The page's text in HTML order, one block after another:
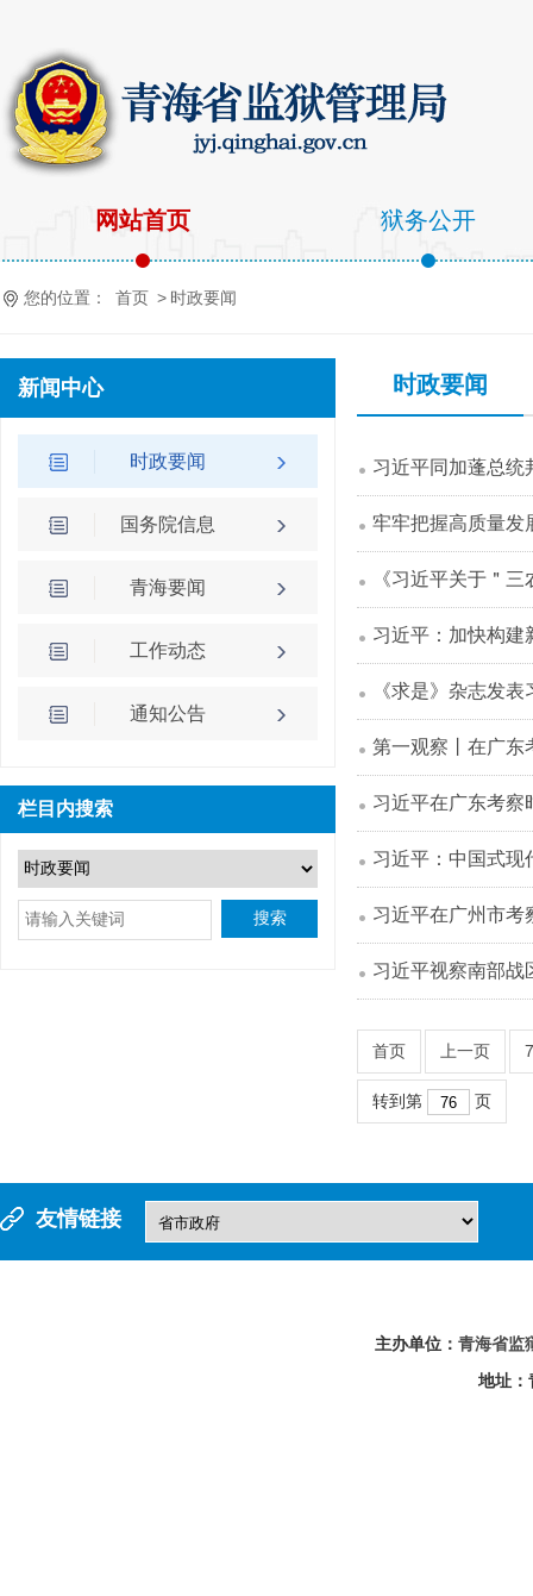
网站首页 狱务公开
您的位置： 首页 > 时政要闻
新闻中心
时政要闻
国务院信息
青海要闻
工作动态
通知公告
栏目内搜索
搜索
时政要闻
习近平同加蓬总统
牢牢把握高质量发
《习近平关于＂
习近平：加快构建
《求是》杂志发
第一观察丨在广东
习近平在广东考
习近平：中国式现
习近平在广州市考
习近平视察南部战
首页 上一页
转到第 页
友情链接
主办单位： 青海省监
地址：